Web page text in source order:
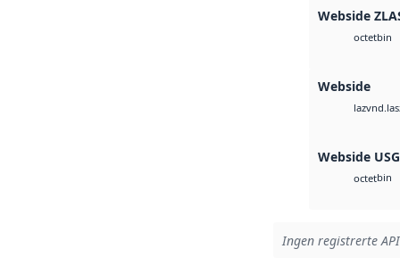
Webside
octetbin
Webside
laz
Webside
octetbin
Ingen registrerte